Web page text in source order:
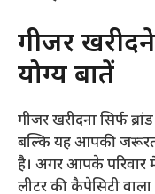
गीजर
योग्य बातें
गीजर खरीदना सिर्फ
बल्कि यह आपकी जरूरत
है। अगर आपके परिवार
लीटर की कैपेसिटी